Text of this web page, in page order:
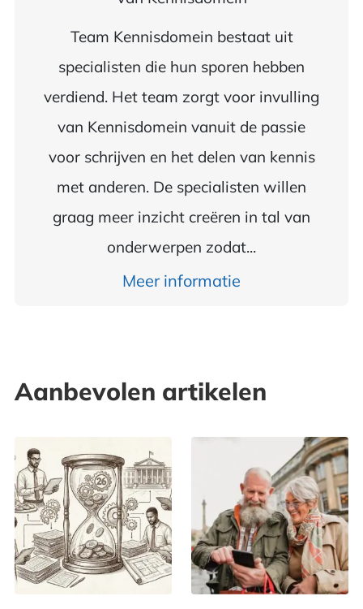
Team Kennisdomein bestaat uit
specialisten die hun sporen hebben
verdiend. Het team zorgt voor invulling
van Kennisdomein vanuit de passie
voor schrijven en het delen van kennis
met anderen. De specialisten willen
graag meer inzicht creëren in tal van
onderwerpen zodat...
Meer informatie
Aanbevolen artikelen